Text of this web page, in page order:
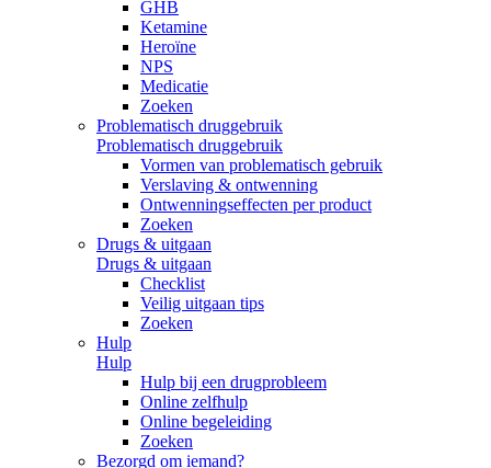
GHB
Ketamine
Heroïne
NPS
Medicatie
Zoeken
Problematisch druggebruik
Problematisch druggebruik
Vormen van problematisch gebruik
Verslaving & ontwenning
Ontwenningseffecten per product
Zoeken
Drugs & uitgaan
Drugs & uitgaan
Checklist
Veilig uitgaan tips
Zoeken
Hulp
Hulp
Hulp bij een drugprobleem
Online zelfhulp
Online begeleiding
Zoeken
Bezorgd om iemand?